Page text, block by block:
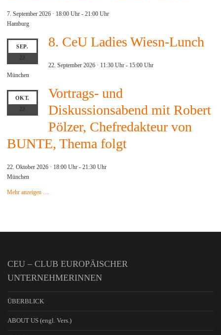
7. September 2026 · 18:00 Uhr - 21:00 Uhr
Hamburg
SEP.
22
8. CeU Ladies Wiesn-Lunch
22. September 2026 · 11:30 Uhr- 15:00 Uhr
München
OKT.
22
Vortrags- und
Diskussionsabend mit Robert
Pölzer, Chefredakteur von
BUNTE, Thema folgt
22. Oktober 2026 · 18:00 Uhr - 21:30 Uhr
München
Mehr anzeigen …
CEU – CLUB EUROPÄISCHER
UNTERNEHMERINNEN
ÜBERBLICK
ABOUT US (engl. Vers.)